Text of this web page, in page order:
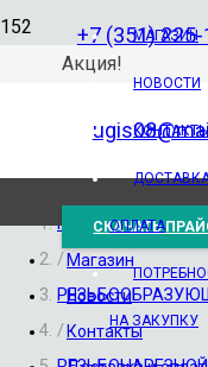
Акция!
+7 (351)
СКАЧАТЬ
МАГАЗИН
НОВОСТИ
КОНТАКТЫ
ОПЛАТА
НА ЗАКУПКУ
Магазин
Новости
Контакты
Главная
/
/